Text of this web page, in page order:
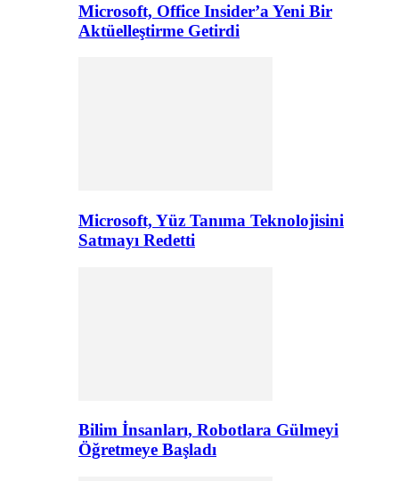
Microsoft, Office Insider’a Yeni Bir
Aktüelleştirme Getirdi
Microsoft, Yüz Tanıma Teknolojisini
Satmayı Redetti
Bilim İnsanları, Robotlara Gülmeyi
Öğretmeye Başladı